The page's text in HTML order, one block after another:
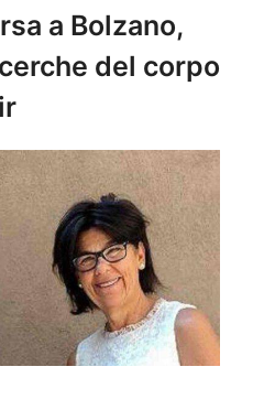
a Bolzano,
del corpo